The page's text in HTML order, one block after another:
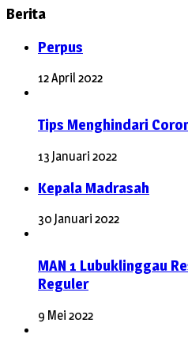
Berita
Perpus
12 April 2022
Tips Menghindari
13 Januari 2022
Kepala Madrasah
30 Januari 2022
MAN 1 Lubuklinggau
Reguler
9 Mei 2022